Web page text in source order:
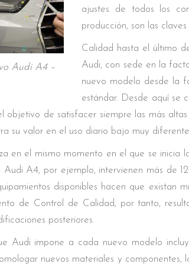
Audi A4 –
ajustes de todos los
producción, son las
Calidad hasta el último
Audi, con sede en la
nuevo modelo desde la
estándar. Desde aquí se
objetivo de satisfacer siempre las más
su valor en el uso diario bajo muy
en el mismo momento en el que se inicia
A4, por ejemplo, intervienen más de
disponibles hacen que existan
de Control de Calidad, por tanto,
posteriores.
Audi impone a cada nuevo modelo
nuevos materiales y componentes,